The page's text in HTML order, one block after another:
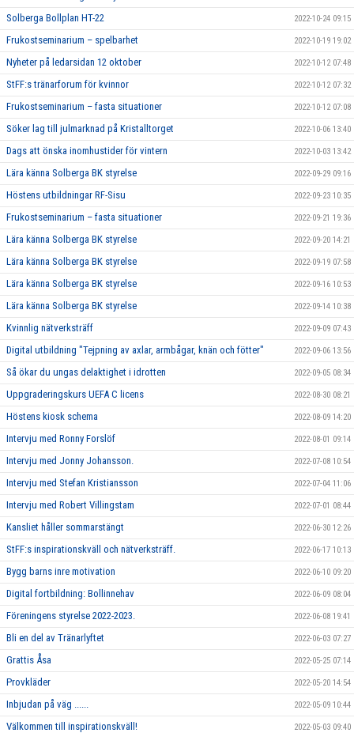
Solberga Bollplan HT-22 2022-10-24 09:15
Frukostseminarium – spelbarhet 2022-10-19 19:02
Nyheter på ledarsidan 12 oktober 2022-10-12 07:48
StFF:s tränarforum för kvinnor 2022-10-12 07:32
Frukostseminarium – fasta situationer 2022-10-12 07:08
Söker lag till julmarknad på Kristalltorget 2022-10-06 13:40
Dags att önska inomhustider för vintern 2022-10-03 13:42
Lära känna Solberga BK styrelse 2022-09-29 09:16
Höstens utbildningar RF-Sisu 2022-09-23 10:35
Frukostseminarium – fasta situationer 2022-09-21 19:36
Lära känna Solberga BK styrelse 2022-09-20 14:21
Lära känna Solberga BK styrelse 2022-09-19 07:58
Lära känna Solberga BK styrelse 2022-09-16 10:53
Lära känna Solberga BK styrelse 2022-09-14 10:38
Kvinnlig nätverksträff 2022-09-09 07:43
Digital utbildning "Tejpning av axlar, armbågar, knän och fötter" 2022-09-06 13:56
Så ökar du ungas delaktighet i idrotten 2022-09-05 08:34
Uppgraderingskurs UEFA C licens 2022-08-30 08:21
Höstens kiosk schema 2022-08-09 14:20
Intervju med Ronny Forslöf 2022-08-01 09:14
Intervju med Jonny Johansson. 2022-07-08 10:54
Intervju med Stefan Kristiansson 2022-07-04 11:06
Intervju med Robert Villingstam 2022-07-01 08:44
Kansliet håller sommarstängt 2022-06-30 12:26
StFF:s inspirationskväll och nätverksträff. 2022-06-17 10:13
Bygg barns inre motivation 2022-06-10 09:20
Digital fortbildning: Bollinnehav 2022-06-09 08:04
Föreningens styrelse 2022-2023. 2022-06-08 19:41
Bli en del av Tränarlyftet 2022-06-03 07:27
Grattis Åsa 2022-05-25 07:14
Provkläder 2022-05-20 14:54
Inbjudan på väg ...... 2022-05-09 10:44
Välkommen till inspirationskväll! 2022-05-03 09:40